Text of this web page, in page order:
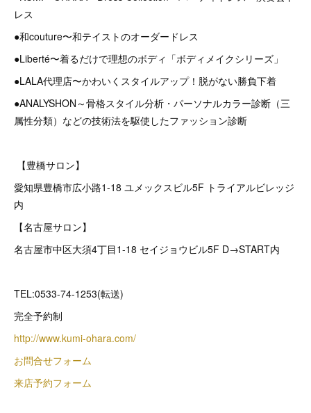
レス
●和couture〜和テイストのオーダードレス
●Liberté〜着るだけで理想のボディ「ボディメイクシリーズ」
●LALA代理店〜かわいくスタイルアップ！脱がない勝負下着
●ANALYSHON～骨格スタイル分析・パーソナルカラー診断（三
属性分類）などの技術法を駆使したファッション診断
【豊橋サロン】
愛知県豊橋市広小路1-18 ユメックスビル5F トライアルビレッジ
内
【名古屋サロン】
名古屋市中区大須4丁目1-18 セイジョウビル5F D→START内
TEL:0533-74-1253(転送)
完全予約制
http://www.kumi-ohara.com/
お問合せフォーム
来店予約フォーム